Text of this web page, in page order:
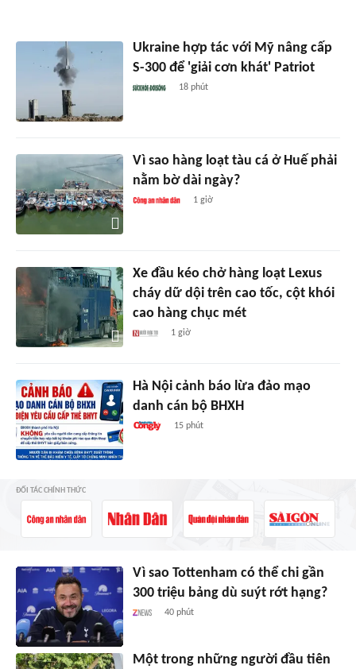
Ukraine hợp tác với Mỹ nâng cấp
S-300 để 'giải cơn khát' Patriot
18 phút
Vì sao hàng loạt tàu cá ở Huế phải
nằm bờ dài ngày?
1 giờ
Xe đầu kéo chở hàng loạt Lexus
cháy dữ dội trên cao tốc, cột khói
cao hàng chục mét
1 giờ
Hà Nội cảnh báo lừa đảo mạo
danh cán bộ BHXH
15 phút
ĐỐI TÁC CHÍNH THỨC
Vì sao Tottenham có thể chi gần
300 triệu bảng dù suýt rớt hạng?
40 phút
Một trong những người đầu tiên